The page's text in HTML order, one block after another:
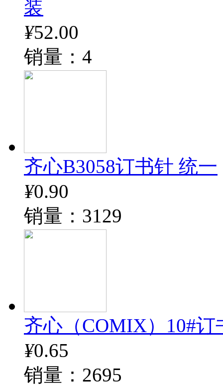
装
¥52.00
销量：4
齐心B3058订书针 统一
¥0.90
销量：3129
齐心（COMIX）10#订
¥0.65
销量：2695